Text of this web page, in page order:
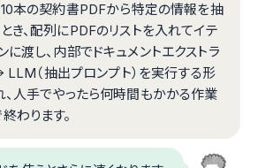
本の契約書PDFから特定の情報を抽
き、配列にPDFのリストを入れてイテ
に渡し、内部でドキュメントエクストラ
（抽出プロンプト）を実行する形
、人手でやったら何時間もかかる作業
わります。